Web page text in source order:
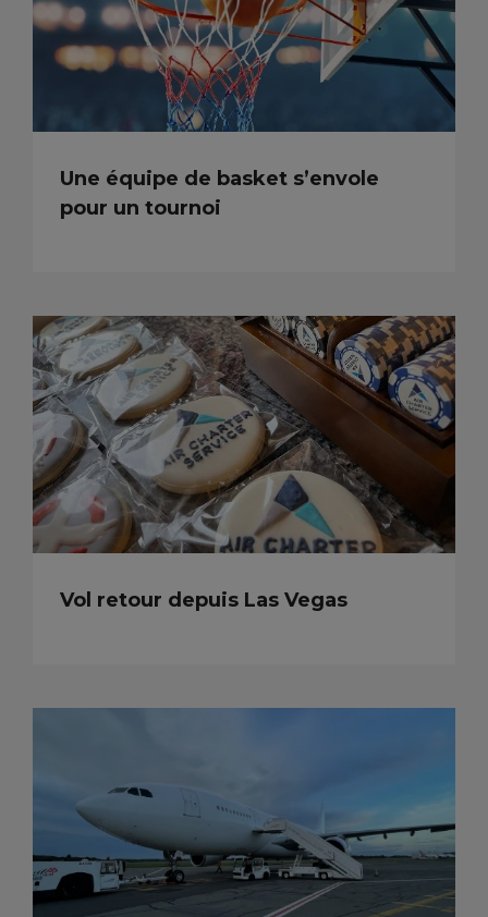
Une équipe de basket s’envole
pour un tournoi
Vol retour depuis Las Vegas